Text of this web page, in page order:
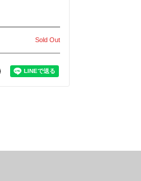
Sold Out